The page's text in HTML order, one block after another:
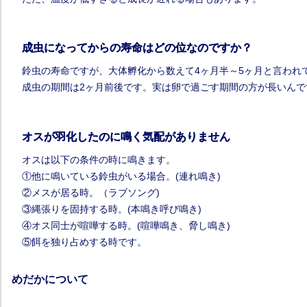
成虫になってからの寿命はどの位なのですか？
鈴虫の寿命ですが、大体孵化から数えて4ヶ月半～5ヶ月と言われ
成虫の期間は2ヶ月前後です。実は卵で過ごす期間の方が長いんで
オスが羽化したのに鳴く気配がありません
オスは以下の条件の時に鳴きます。
①他に鳴いている鈴虫がいる場合。(連れ鳴き)
②メスが居る時。（ラブソング)
③縄張りを固持する時。(本鳴き呼び鳴き)
④オス同士が喧嘩する時。(喧嘩鳴き、脅し鳴き)
⑤餌を独り占めする時です。
めだかについて